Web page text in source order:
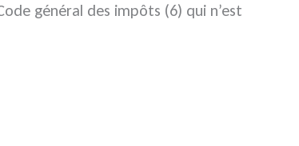
général des impôts (6) qui n’est